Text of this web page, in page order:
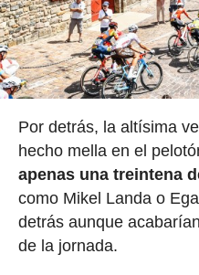
Por detrás, la altísima
hecho mella en el
apenas una treintena
como Mikel Landa o
detrás aunque
de la jornada.